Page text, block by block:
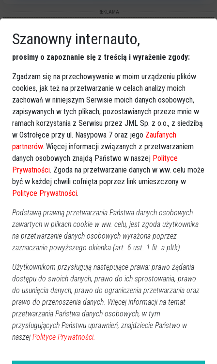
REKLAMA
Więcej o:Noc Muzeów,konkurs kostiumowy,dzieci,
historia,nagrody
Szanowny internauto,
prosimy o zapoznanie się z treścią i wyrażenie zgody:
Zgadzam się na przechowywanie w moim urządzeniu plików
cookies, jak też na przetwarzanie w celach analizy moich
zachowań w niniejszym Serwisie moich danych osobowych,
zapisywanych w tych plikach, pozostawianych przeze mnie w
ramach korzystania z Serwisu przez JML Sp. z o.o., z siedzibą
w Ostrołęce przy ul. Nasypowa 7 oraz jego Zaufanych
partnerów. Więcej informacji związanych z przetwarzaniem
danych osobowych znajdą Państwo w naszej Polityce
Prywatności. Zgoda na przetwarzanie danych w ww. celu może
być w każdej chwili cofnięta poprzez link umieszczony w
Polityce Prywatności.
Podstawą prawną przetwarzania Państwa danych osobowych
zawartych w plikach cookie w ww. celu, jest zgoda użytkownika
na przetwarzanie danych osobowych wyrażona poprzez
zaznaczanie powyższego okienka (art. 6 ust. 1 lit. a pltk).
Użytkownikom przysługują następujące prawa: prawo żądania
dostępu do swoich danych, prawo do ich sprostowania, prawo
do usunięcia danych, prawo do ograniczenia przetwarzania oraz
prawo do przenoszenia danych. Więcej informacji na temat
przetwarzania Państwa danych osobowych, w tym
przysługujących Państwu uprawnień, znajdziecie Państwo w
naszej Polityce Prywatności.